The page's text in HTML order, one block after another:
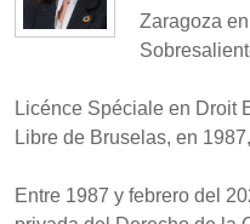
Zaragoza
Licénce Spéciale en Droit
Libre de Bruselas, en
Entre 1987 y febrero del